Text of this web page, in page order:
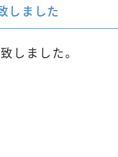
しました
しました。